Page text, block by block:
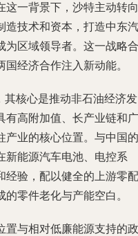
这一背景下，沙特主动转向
造技术和资本，打造中东汽
为区域领导者。这一战略合
经济合作注入新动能。
其核心是推动非石油经济发
有高附加值、长产业链和广
产业的核心位置。与中国的
新能源汽车电池、电控系
经验，配以健全的上游零配
零件老化与产能空白。
置与相对低廉能源支持的政